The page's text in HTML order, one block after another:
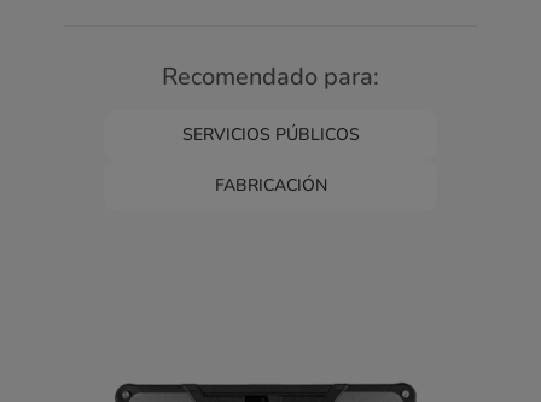
Recomendado para:
SERVICIOS PÚBLICOS
FABRICACIÓN